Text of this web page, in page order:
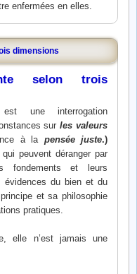
enfermées en elles.
dimensions
selon trois
une interrogation
surles valeurs
à la pensée juste.)
peuvent déranger par
fondements et leurs
évidences du bien et du
et sa philosophie
pratiques.
elle n’est jamais une